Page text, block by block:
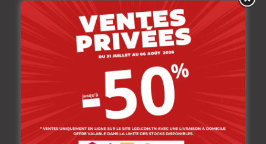
41.600DT
NOUVEAU
-20%